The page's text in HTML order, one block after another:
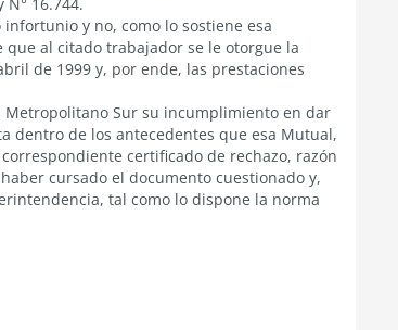
y no, como lo sostiene esa
al citado trabajador se le otorgue la
de 1999 y, por ende, las prestaciones
Metropolitano Sur su incumplimiento en dar
dentro de los antecedentes que esa Mutual,
certificado de rechazo, razón
cursado el documento cuestionado y,
tal como lo dispone la norma